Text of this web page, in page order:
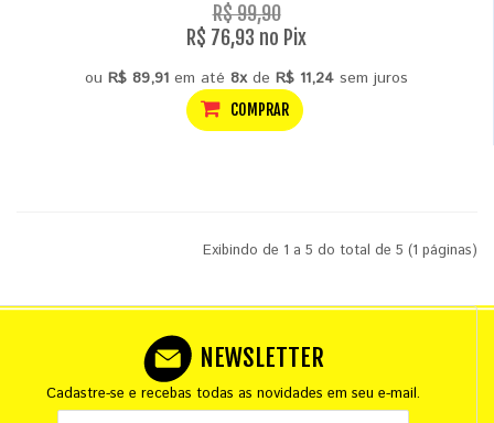
R$ 99,90
R$ 76,93 no Pix
ou R$ 89,91 em até 8xde R$ 11,24 sem juros
COMPRAR
Exibindo de 1 a 5 do total de 5 (1 páginas)
NEWSLETTER
Cadastre-se e recebas todas as novidades em seu e-mail.